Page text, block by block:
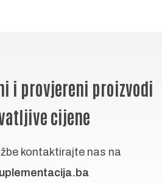
i provjereni proizvodi
cijene
kontaktirajte nas na